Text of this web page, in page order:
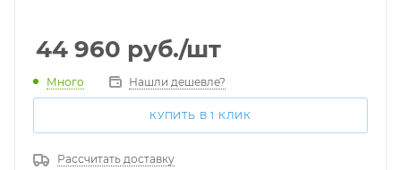
44 960 руб./шт
Много Нашли дешевле?
КУПИТЬ В 1 КЛИК
Рассчитать доставку